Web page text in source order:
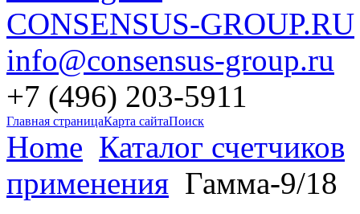
CONSENSUS-GROUP.RU
info@consensus-group.ru
+7 (496) 203-5911
Главная страницаКарта сайтаПоиск
Home Каталог счетчиков
применения Гамма-9/18